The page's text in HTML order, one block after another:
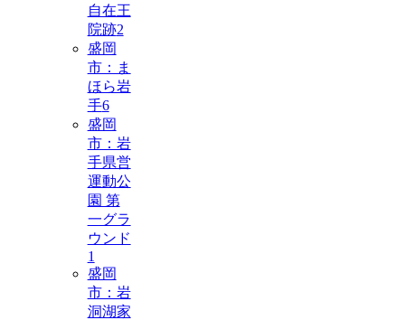
自在王
院跡2
盛岡
市：ま
ほら岩
手6
盛岡
市：岩
手県営
運動公
園 第
一グラ
ウンド
1
盛岡
市：岩
洞湖家